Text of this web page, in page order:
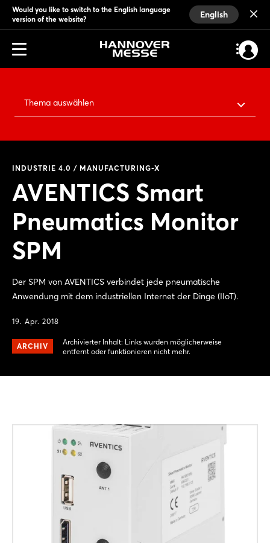
Would you like to switch to the English language
version of the website?
English
Thema auswählen
INDUSTRIE 4.0 / MANUFACTURING-X
AVENTICS Smart
Pneumatics Monitor
SPM
Der SPM von AVENTICS verbindet jede pneumatische
Anwendung mit dem industriellen Internet der Dinge (IIoT).
19. Apr. 2018
ARCHIV
Archivierter Inhalt: Links wurden möglicherweise
entfernt oder funktionieren nicht mehr.